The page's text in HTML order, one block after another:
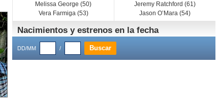
Melissa George (50)
Vera Farmiga (53)
Jeremy Ratchford (61)
Jason O’Mara (54)
Nacimientos y estrenos en la fecha
DD/MM /